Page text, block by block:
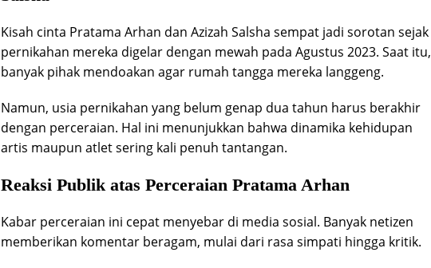
Kisah cinta Pratama Arhan dan Azizah Salsha sempat jadi sorotan sejak
pernikahan mereka digelar dengan mewah pada Agustus 2023. Saat itu,
banyak pihak mendoakan agar rumah tangga mereka langgeng.
Namun, usia pernikahan yang belum genap dua tahun harus berakhir
dengan perceraian. Hal ini menunjukkan bahwa dinamika kehidupan
artis maupun atlet sering kali penuh tantangan.
Reaksi Publik atas Perceraian Pratama Arhan
Kabar perceraian ini cepat menyebar di media sosial. Banyak netizen
memberikan komentar beragam, mulai dari rasa simpati hingga kritik.